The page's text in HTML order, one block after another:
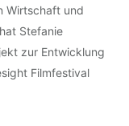
Wirtschaft und
Stefanie
zur Entwicklung
Filmfestival